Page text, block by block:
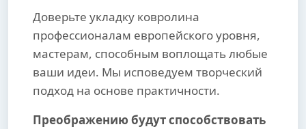
Доверьте укладку ковролина
профессионалам европейского уровня,
мастерам, способным воплощать любые
ваши идеи. Мы исповедуем творческий
подход на основе практичности.
Преображению будут способствовать